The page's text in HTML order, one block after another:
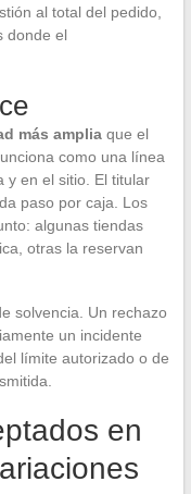
al total del pedido,
donde el
más ampliaque el
como una línea
y en el sitio. El titular
paso por caja. Los
algunas tiendas
otras la reservan
solvencia. Un rechazo
un incidente
límite autorizado o de
en